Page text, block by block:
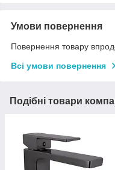
Умови повернення
Повернення товару
Всі умови повернення
Подібні товари